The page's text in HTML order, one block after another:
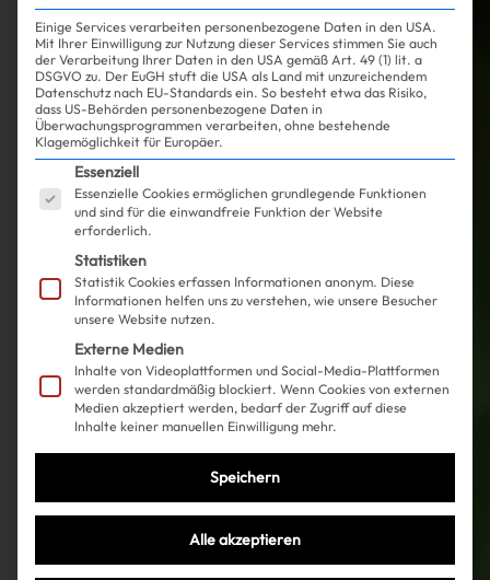
Zum ersten Mal
seit der
Verkündigung der
Baby-News zeigt
Hailey Bieber ihren
Babybauch und
das auch noch
bauchfrei! Alle
Fans flippen aus
und freuen sich
jetzt noch schon
auf Baby Bieber.
Baby, Baby, Babbyyyy,
ohhhh!Seit der
Haileys
Einige Services verarbeiten personenbezogene Daten in den USA.
Mit Ihrer Einwilligung zur Nutzung dieser Services stimmen Sie auch
der Verarbeitung Ihrer Daten in den USA gemäß Art. 49 (1) lit. a
DSGVO zu. Der EuGH stuft die USA als Land mit unzureichendem
Datenschutz nach EU-Standards ein. So besteht etwa das Risiko,
dass US-Behörden personenbezogene Daten in
Überwachungsprogrammen verarbeiten, ohne bestehende
Klagemöglichkeit für Europäer.
Es folgt eine Liste der Service-Gruppen, für die
Essenziell
Essenzielle Cookies ermöglichen grundlegende Funktionen
und sind für die einwandfreie Funktion der Website
erforderlich.
Statistiken
Statistik Cookies erfassen Informationen anonym. Diese
Informationen helfen uns zu verstehen, wie unsere Besucher
unsere Website nutzen.
Externe Medien
Inhalte von Videoplattformen und Social-Media-Plattformen
werden standardmäßig blockiert. Wenn Cookies von externen
Medien akzeptiert werden, bedarf der Zugriff auf diese
Inhalte keiner manuellen Einwilligung mehr.
Speichern
Alle akzeptieren